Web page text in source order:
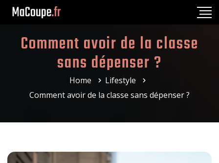
Comment avoir de la classe
sans dépenser ?
Home
Lifestyle
Comment avoir de la classe sans dépenser ?